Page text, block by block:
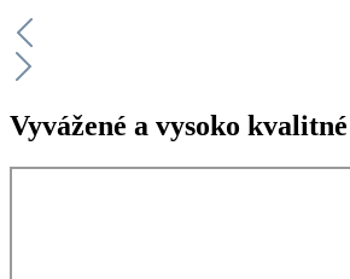
Vyvážené a vysoko